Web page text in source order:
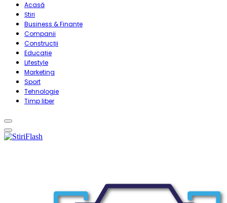
Acasă
Știri
Business & Finanțe
Companii
Construcții
Educație
Lifestyle
Marketing
Sport
Tehnologie
Timp liber